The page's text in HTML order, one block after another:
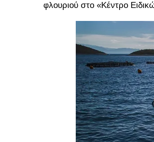
φλουριού στο «Κέντρο